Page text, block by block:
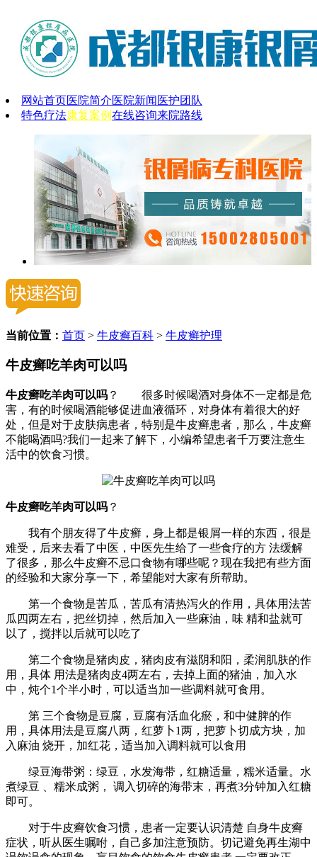
网站首页医院简介医院新闻 医护团队
特色疗法康复案例在线咨询来院路线
当前位置： 首页 > 牛皮癣百科 > 牛皮癣护理
牛皮癣吃羊肉可以吗
牛皮癣吃羊肉可以吗 ？ 很多时候喝酒对身体不一定都是危
害，有的时候喝酒能够促进血液循环，对身体有着很大的好
处，但是对于皮肤病患者，特别是牛皮癣患者，那么，牛皮癣
不能喝酒吗?我们一起来了解下，小编希望患者千万要注意生
活中的饮食习惯。
牛皮癣吃羊肉可以吗 ？
我有个朋友得了牛皮癣，身上都是银屑一样的东西，很是
难受，后来去看了中医，中医先生给了一些食疗的方 法缓解
了很多，那么牛皮癣不忌口食物有哪些呢？现在我把有些方面
的经验和大家分享一下，希望能对大家有所帮助。
第一个食物是苦瓜，苦瓜有清热泻火的作用，具体用法苦
瓜四两左右，把丝切掉，然后加入一些麻油，味 精和盐就可
以了，搅拌以后就可以吃了
第二个食物是猪肉皮，猪肉皮有滋阴和阳，柔润肌肤的作
用，具体 用法是猪肉皮4两左右，去掉上面的猪油，加入水
中，炖个1个半小时，可以适当加一些调料就可食用。
第 三个食物是豆腐，豆腐有活血化瘀，和中健脾的作
用，具体用法是豆腐八两，红萝卜1两，把萝卜切成方块，加
入麻油 烧开，加红花，适当加入调料就可以食用
绿豆海带粥：绿豆，水发海带，红糖适量，糯米适量。水
煮绿豆 、糯米成粥， 调入切碎的海带末，再煮3分钟加入红糖
即可。
对于牛皮癣饮食习惯，患者一定要认识清楚 自身牛皮癣
症状，听从医生嘱咐，自己多加注意预防。切记避免再生湖中